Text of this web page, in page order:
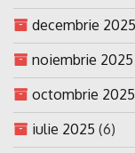
decembrie 2025
noiembrie 2025
octombrie 2025
iulie 2025 (6)